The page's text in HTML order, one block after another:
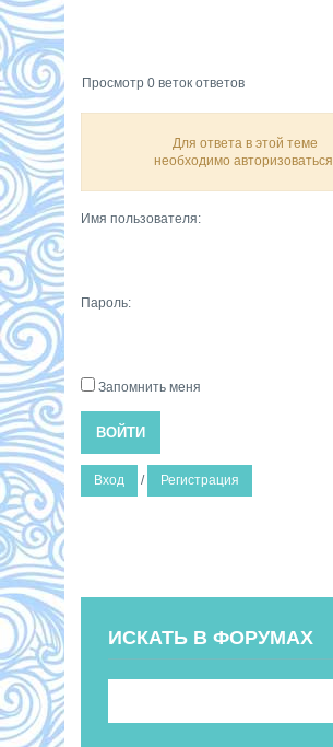
Просмотр 0 веток ответов
Для ответа в этой теме
необходимо авторизоваться.
Имя пользователя:
Пароль:
Запомнить меня
ВОЙТИ
Вход / Регистрация
ИСКАТЬ В ФОРУМАХ